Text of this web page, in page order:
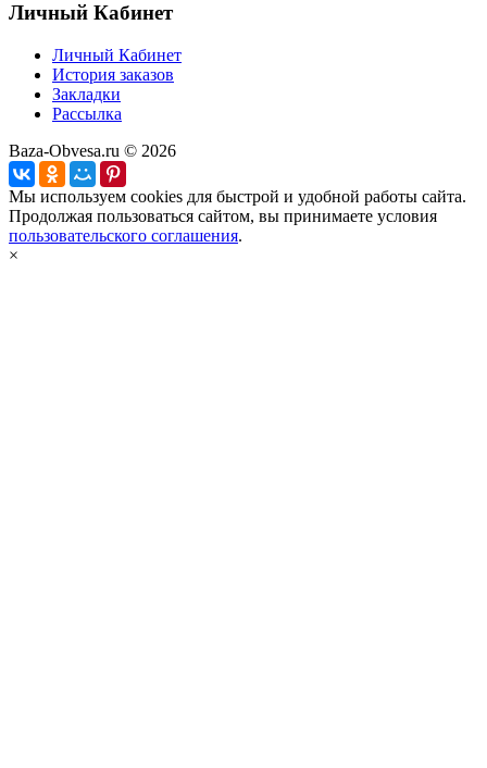
Личный Кабинет
Личный Кабинет
История заказов
Закладки
Рассылка
Baza-Obvesa.ru © 2026
Мы используем cookies для быстрой и удобной работы сайта.
Продолжая пользоваться сайтом, вы принимаете условия
пользовательского соглашения.
×